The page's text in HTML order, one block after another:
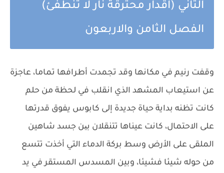
الثاني (اقدار محترقة نار لا تنطفئ)
الفصل الثامن والاربعون
وقفت رنيم في مكانها وقد تجمدت أطرافها تماما، عاجزة
عن استيعاب المشهد الذي انقلب في لحظة من حلم
كانت تظنه بداية حياة جديدة إلى كابوس يفوق قدرتها
على الاحتمال، كانت عيناها تتنقلان بین جسد شاهين
الملقى على الأرض وسط بركة الدماء التي أخذت تتسع
من حوله شيئا فشيئا، وبين المسدس المستقر في يد